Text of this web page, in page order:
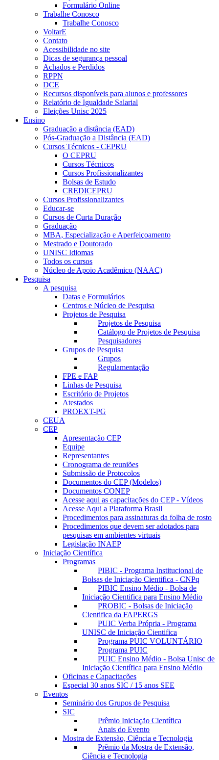
Formulário Online
Trabalhe Conosco
Trabalhe Conosco
VoltarE
Contato
Acessibilidade no site
Dicas de segurança pessoal
Achados e Perdidos
RPPN
DCE
Recursos disponíveis para alunos e professores
Relatório de Igualdade Salarial
Eleições Unisc 2025
Ensino
Graduação a distância (EAD)
Pós-Graduação a Distância (EAD)
Cursos Técnicos - CEPRU
O CEPRU
Cursos Técnicos
Cursos Profissionalizantes
Bolsas de Estudo
CREDICEPRU
Cursos Profissionalizantes
Educar-se
Cursos de Curta Duração
Graduação
MBA, Especialização e Aperfeiçoamento
Mestrado e Doutorado
UNISC Idiomas
Todos os cursos
Núcleo de Apoio Acadêmico (NAAC)
Pesquisa
A pesquisa
Datas e Formulários
Centros e Núcleo de Pesquisa
Projetos de Pesquisa
Projetos de Pesquisa
Catálogo de Projetos de Pesquisa
Pesquisadores
Grupos de Pesquisa
Grupos
Regulamentação
FPE e FAP
Linhas de Pesquisa
Escritório de Projetos
Atestados
PROEXT-PG
CEUA
CEP
Apresentação CEP
Equipe
Representantes
Cronograma de reuniões
Submissão de Protocolos
Documentos do CEP (Modelos)
Documentos CONEP
Acesse aqui as capacitações do CEP - Vídeos
Acesse Aqui a Plataforma Brasil
Procedimentos para assinaturas da folha de rosto
Procedimentos que devem ser adotados para
pesquisas em ambientes virtuais
Legislação INAEP
Iniciação Científica
Programas
PIBIC - Programa Institucional de
Bolsas de Iniciação Cientifica - CNPq
PIBIC Ensino Médio - Bolsa de
Iniciação Cientifica para Ensino Médio
PROBIC - Bolsas de Iniciação
Cientifica da FAPERGS
PUIC Verba Própria - Programa
UNISC de Iniciação Cientifica
Programa PUIC VOLUNTÁRIO
Programa PUIC
PUIC Ensino Médio - Bolsa Unisc de
Iniciação Científica para Ensino Médio
Oficinas e Capacitações
Especial 30 anos SIC / 15 anos SEE
Eventos
Seminário dos Grupos de Pesquisa
SIC
Prêmio Iniciação Científica
Anais do Evento
Mostra de Extensão, Ciência e Tecnologia
Prêmio da Mostra de Extensão,
Ciência e Tecnologia